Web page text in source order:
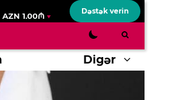
AZN 1.00₼
Dəstək verin
Digər